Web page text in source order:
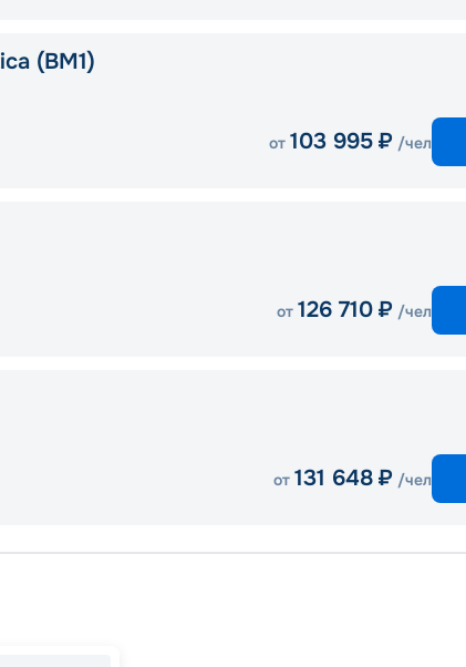
(BM1)
от 103 995 ₽ /чел
от 126 710 ₽ /чел
от 131 648 ₽ /чел